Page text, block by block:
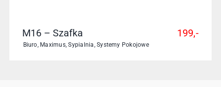
M16 – Szafka
Biuro Maximus,Sypialnia ,Systemy Pokojowe
199,-